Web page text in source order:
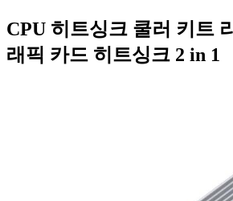
CPU 히트싱크 쿨러 키트
래픽 카드 히트싱크 2 in 1